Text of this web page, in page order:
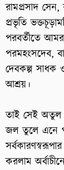
রামপ্রসাদ
প্রভৃতি
পরবর্তীতে
পরমহংসদেব,
দেবকল্প সাধক
আশ্রয়।
তাই সেই অতুল
জল তুলে এনে
করলাম